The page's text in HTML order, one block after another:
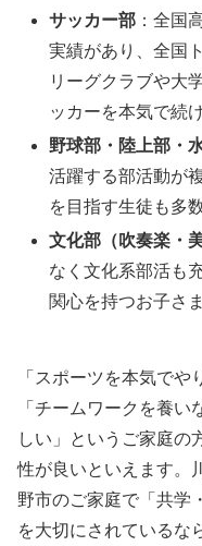
サッカー部 ：全国
実績があり、全国
リーグクラブや大
ッカーを本気で続
野球部・陸上部・
活躍する部活動が
を目指す生徒も多
文化部（吹奏楽・
なく文化系部活も
関心を持つお子さ
「スポーツを本気でや
「チームワークを養
しい」というご家庭の
性が良いといえます。
野市のご家庭で「共学
を大切にされているな